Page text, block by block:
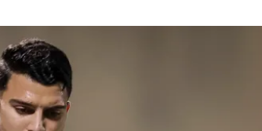
הפועל תל אביב
הפועל חיפה
הפועל באר שבע
מכבי נתניה
בני יהודה